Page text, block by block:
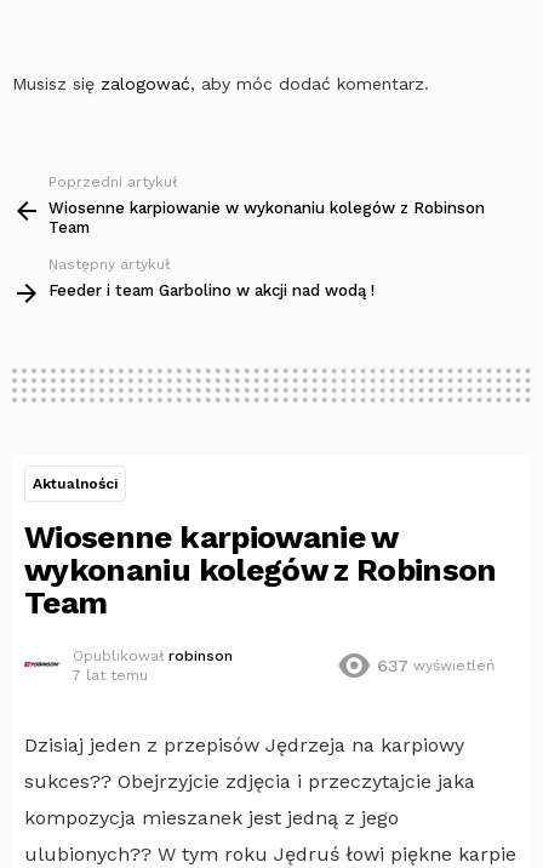
Musisz się zalogować, aby móc dodać komentarz.
Zobacz
więcej
Poprzedni artykuł
Wiosenne karpiowanie w wykonaniu kolegów z Robinson
Team
Następny artykuł
Feeder i team Garbolino w akcji nad wodą !
Aktualności
Wiosenne karpiowanie w
wykonaniu kolegów z Robinson
Team
Opublikował robinson
7 lat temu
637 wyświetleń
Dzisiaj jeden z przepisów Jędrzeja na karpiowy
sukces?? Obejrzyjcie zdjęcia i przeczytajcie jaka
kompozycja mieszanek jest jedną z jego
ulubionych?? W tym roku Jędruś łowi piękne karpie